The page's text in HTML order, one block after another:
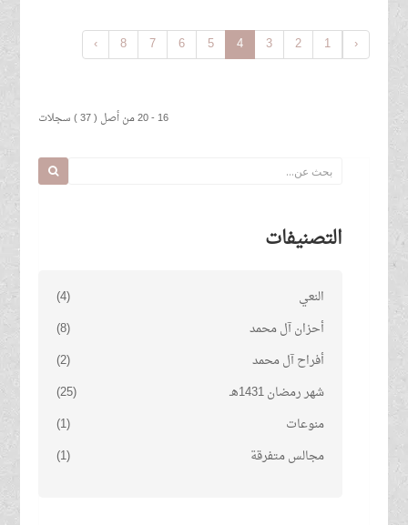
‹
1
2
3
4
5
6
7
8
›
16 - 20 من أصل ( 37 ) سجلات
التصنيفات
النعي
(4)
أحزان آل محمد
(8)
أفراح آل محمد
(2)
شهر رمضان 1431هـ
(25)
منوعات
(1)
مجالس متفرقة
(1)